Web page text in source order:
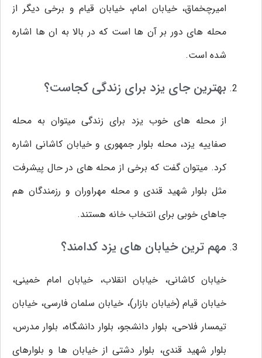
امیرچخماق، خیابان امام، خیابان قیام و برخی دیگر از
محله های دور بر آن ها است که در بالا به ان ها اشاره
شده است.
بهترین جای یزد برای زندگی کجاست؟
از محله های خوب یزد برای زندگی میتوان به محله
صفاییه یزد، محله بلوار جمهوری و خیابان کاشانی اشاره
کرد. میتوان گفت که برخی از محله های در حال پیشرفت
مثل بلوار شهید قندی و محله مهراوران و رزمندگان هم
جاهای خوبی برای انتخاب خانه هستند.
مهم ترین خیابان های یزد کدامند؟
خیابان کاشانی، خیابان انقلاب، خیابان امام خمینی،
خیابان قیام (خیابان بازار)، خیابان سلمان فارسی، خیابان
تیمسار فلاحی، بلوار دانشجو، بلوار دانشگاه، بلوار مدرس،
بلوار شهید قندی، بلوار دشتی از خیابان ها و بلوارهای